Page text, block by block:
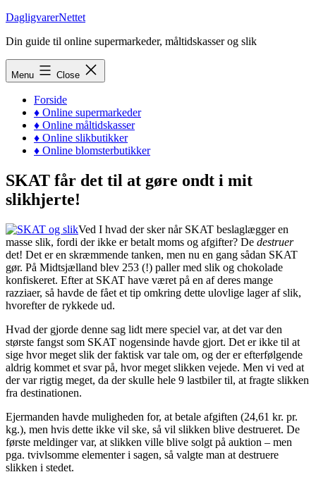
Skip
content
DagligvarerNettet
Din guide til online supermarkeder, måltidskasser og slik
Menu Close
Forside
♦ Online supermarkeder
♦ Online måltidskasser
♦ Online slikbutikker
♦ Online blomsterbutikker
SKAT får det til at gøre ondt i mit
slikhjerte!
Ved I hvad der sker når SKAT beslaglægger en
masse slik, fordi der ikke er betalt moms og afgifter? De destruer
det! Det er en skræmmende tanken, men nu en gang sådan SKAT
gør. På Midtsjælland blev 253 (!) paller med slik og chokolade
konfiskeret. Efter at SKAT have været på en af deres mange
razziaer, så havde de fået et tip omkring dette ulovlige lager af slik,
hvorefter de rykkede ud.
Hvad der gjorde denne sag lidt mere speciel var, at det var den
største fangst som SKAT nogensinde havde gjort. Det er ikke til at
sige hvor meget slik der faktisk var tale om, og der er efterfølgende
aldrig kommet et svar på, hvor meget slikken vejede. Men vi ved at
der var rigtig meget, da der skulle hele 9 lastbiler til, at fragte slikken
fra destinationen.
Ejermanden havde muligheden for, at betale afgiften (24,61 kr. pr.
kg.), men hvis dette ikke vil ske, så vil slikken blive destrueret. De
første meldinger var, at slikken ville blive solgt på auktion – men
pga. tvivlsomme elementer i sagen, så valgte man at destruere
slikken i stedet.